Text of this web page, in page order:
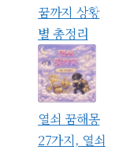
꿈까지 상황
별 총정리
열쇠 꿈해몽
27가지, 열쇠